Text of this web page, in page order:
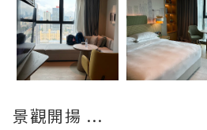
景觀開揚 ...